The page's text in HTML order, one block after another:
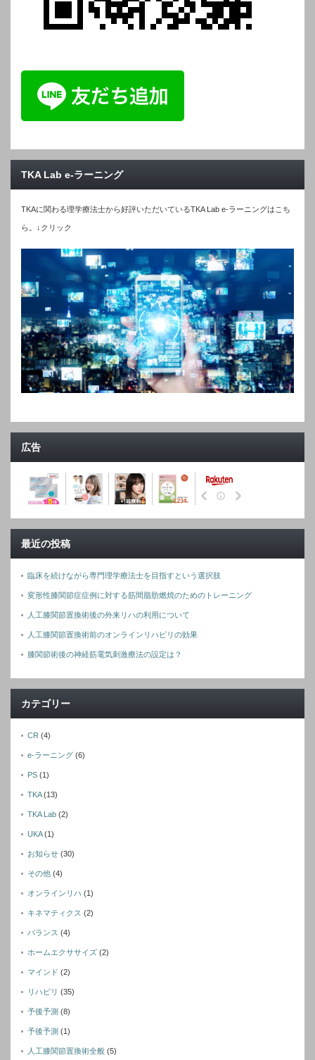
TKA Lab e-ラーニング
TKAに関わる理学療法士から好評いただいているTKA Lab e-ラーニングはこち
ら。↓クリック
広告
最近の投稿
臨床を続けながら専門理学療法士を目指すという選択肢
変形性膝関節症症例に対する筋間脂肪燃焼のためのトレーニング
人工膝関節置換術後の外来リハの利用について
人工膝関節置換術前のオンラインリハビリの効果
膝関節術後の神経筋電気刺激療法の設定は？
カテゴリー
CR (4)
e-ラーニング (6)
PS (1)
TKA(13)
TKA Lab (2)
UKA(1)
お知らせ (30)
その他 (4)
オンラインリハ (1)
キネマティクス (2)
バランス (4)
ホームエクササイズ (2)
マインド (2)
リハビリ (35)
予後予測 (8)
予後予測 (1)
人工膝関節置換術全般 (5)